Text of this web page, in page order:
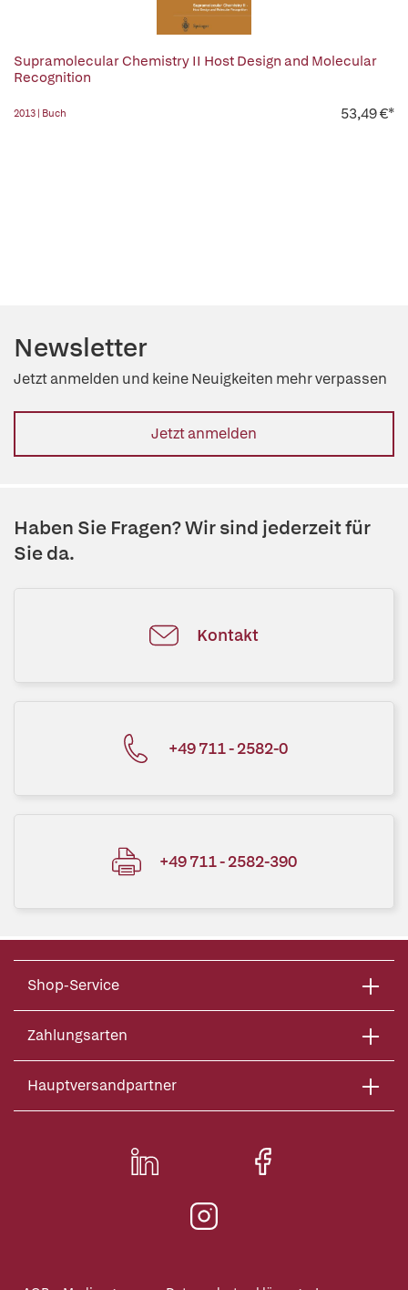
Supramolecular Chemistry II Host Design and Molecular
Recognition
2013 | Buch 53,49 €*
Newsletter
Jetzt anmelden und keine Neuigkeiten mehr verpassen
Jetzt anmelden
Haben Sie Fragen? Wir sind jederzeit für
Sie da.
Kontakt
+49 711 - 2582-0
+49 711 - 2582-390
Shop-Service
Zahlungsarten
Hauptversandpartner